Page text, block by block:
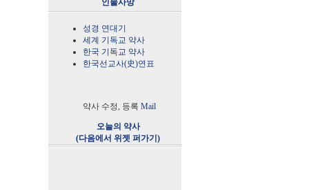
인물사망
성경 연대기
세계 기독교 약사
한국 기독교 약사
한국선교사(史)연표
약사 수정, 등록 Mail
오늘의 약사
(다음에서 위젯 퍼가기)